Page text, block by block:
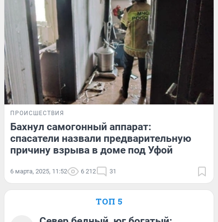
ПРОИСШЕСТВИЯ
Бахнул самогонный аппарат:
спасатели назвали предварительную
причину взрыва в доме под Уфой
6 марта, 2025, 11:52 6 212 31
ТОП 5